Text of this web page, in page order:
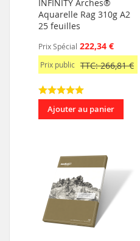
INFINITY Arches®
Aquarelle Rag 310g A2
25 feuilles
Prix Spécial 222,34 €
Prix public TTC: 266,81 €
Ajouter au panier